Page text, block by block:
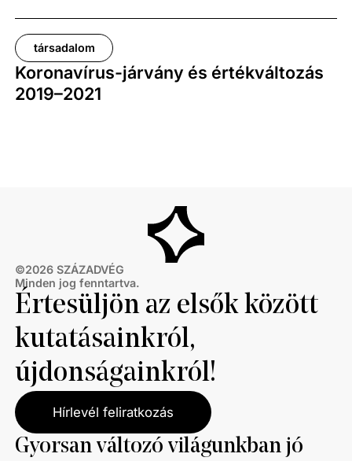
társadalom
Koronavírus-járvány és értékváltozás
2019–2021
©2026 SZÁZADVÉG
Minden jog fenntartva.
Értesüljön az elsők között
kutatásainkról,
újdonságainkról!
Hírlevél feliratkozás
Gyorsan változó világunkban jó